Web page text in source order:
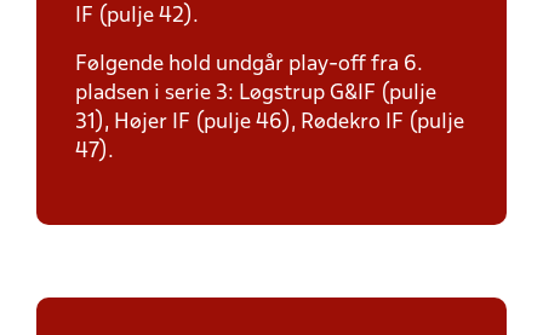
IF (pulje 42).
Følgende hold undgår play-off fra 6.
pladsen i serie 3: Løgstrup G&IF (pulje
31), Højer IF (pulje 46), Rødekro IF (pulje
47).